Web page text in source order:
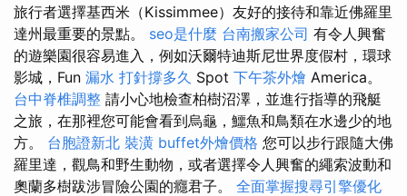
旅行者選擇基西米（Kissimmee）友好的接待和靠近佛羅里
達州最重要的景點。 seo是什麼 台南搬家公司 有令人興奮
的遊樂園很容易進入，例如沃爾特迪斯尼世界度假村，環球
影城，Fun 漏水 打針撐多久 Spot 下午茶外燴 America。
台中脊椎調整 請小心地檢查柏樹沼澤，並進行指導的飛艇
之旅，在那裡您可能會看到烏龜，鱷魚和鳥類在水邊少的地
方。 台胞證新北 裝潢 buffet外燴價格 您可以步行跟隨大佛
羅里達，觀鳥和野生動物，或者選擇令人興奮的繩索波動和
奧蘭多樹跋涉冒險公園的癮君子。 全面掌握搜尋引擎優化